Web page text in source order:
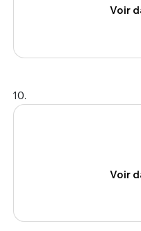
Voir
10.
Voir